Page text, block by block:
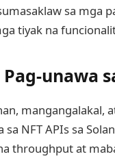
sa mga
tiyak na
unawa
mangangalakal,
NFT APIs sa
throughput at